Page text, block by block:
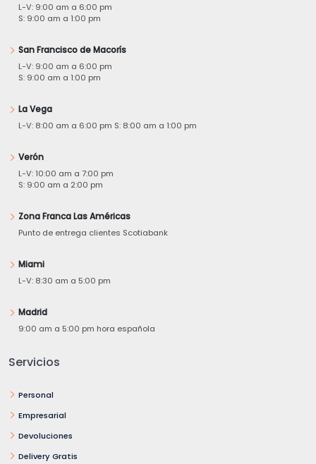
L-V: 9:00 am a 6:00 pm
S: 9:00 am a 1:00 pm
San Francisco de Macorís
L-V: 9:00 am a 6:00 pm
S: 9:00 am a 1:00 pm
La Vega
L-V: 8:00 am a 6:00 pm S: 8:00 am a 1:00 pm
Verón
L-V: 10:00 am a 7:00 pm
S: 9:00 am a 2:00 pm
Zona Franca Las Américas
Punto de entrega clientes Scotiabank
Miami
L-V: 8:30 am a 5:00 pm
Madrid
9:00 am a 5:00 pm hora española
Servicios
Personal
Empresarial
Devoluciones
Delivery Gratis